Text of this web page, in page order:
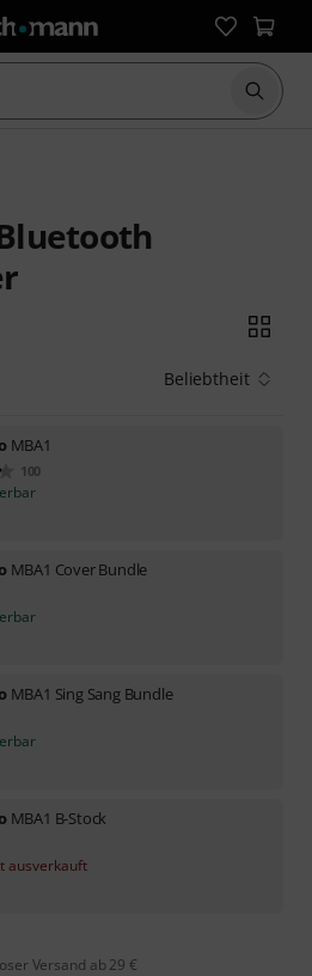
Suche
Beliebtheit
MBA1
100
MBA1 Cover Bundle
MBA1 Sing Sang Bundle
MBA1 B-Stock
ausverkauft
Versand ab 29 €